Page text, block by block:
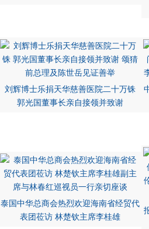
刘辉博士乐捐天华慈善医院二十万铢
郭光国董事长亲自接领并致谢
泰国中华总商会热烈欢迎海南省经贸代
表团莅访 林楚钦主席李桂雄